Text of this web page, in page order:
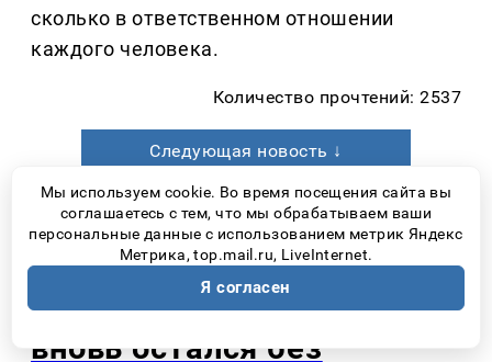
сколько в ответственном отношении
каждого человека.
Количество прочтений: 2537
Следующая новость ↓
Новости Самары день назад
Маршрут № 46 в Самаре
вновь остался без
Мы используем cookie. Во время посещения сайта вы
соглашаетесь с тем, что мы обрабатываем ваши
персональные данные с использованием метрик Яндекс
Метрика, top.mail.ru, LiveInternet.
Я согласен